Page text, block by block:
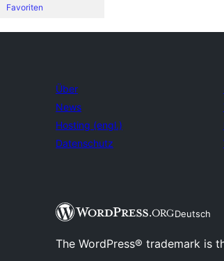
Favoriten
Über
News
Hosting (engl.)
Datenschutz
Deutsch
The WordPress® trademark is